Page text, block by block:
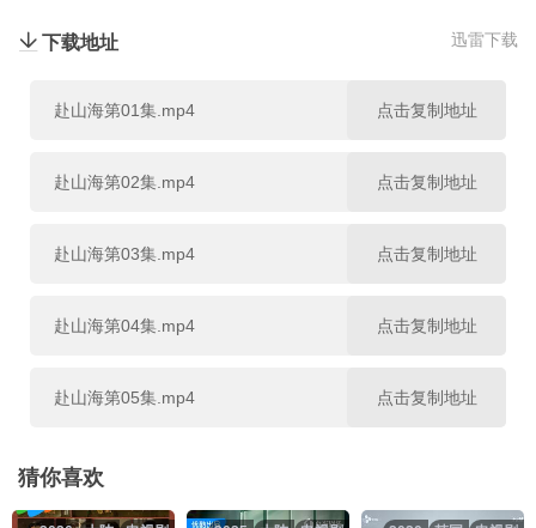
第19集 第21集
第37集 第38集 第39集
迅雷下载
下载地址
赴山海第01集.mp4 点击复制地址
赴山海第02集.mp4 点击复制地址
赴山海第03集.mp4 点击复制地址
赴山海第04集.mp4 点击复制地址
赴山海第05集.mp4 点击复制地址
赴山海第06集.mp4
猜你喜欢